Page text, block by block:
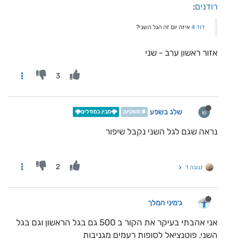
רודנים:
דוד 4 איזה יום זה הגל השני?
אזור ראשון ערב - שני
3
ש שלג בשפע ❄️ משקיען 🌩️מבין במודלים🌩️
נראה שגם לגל השני נקבל שיפור
תגובה 1 2
ג׳מיני המלך
אני אהבתי בעיקר את הקור ב 500 גם בגל הראשון וגם בגל
השני. פוטנציאל לסופות רעמים מגניבות